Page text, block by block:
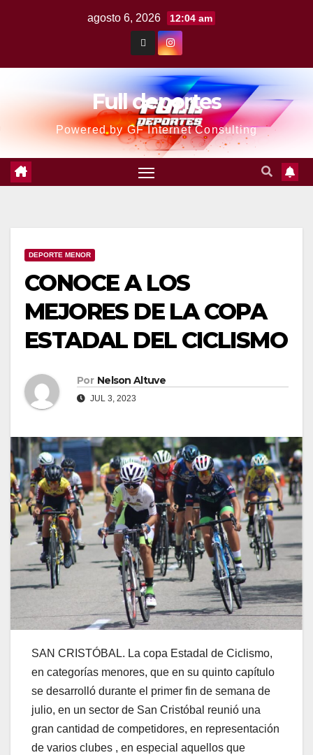
agosto 6, 2026 12:04 am
Full deportes
Powered by GF Internet Consulting
DEPORTE MENOR
CONOCE A LOS
MEJORES DE LA COPA
ESTADAL DEL CICLISMO
Por Nelson Altuve
JUL 3, 2023
SAN CRISTÓBAL. La copa Estadal de Ciclismo,
en categorías menores, que en su quinto capítulo
se desarrolló durante el primer fin de semana de
julio, en un sector de San Cristóbal reunió una
gran cantidad de competidores, en representación
de varios clubes , en especial aquellos que